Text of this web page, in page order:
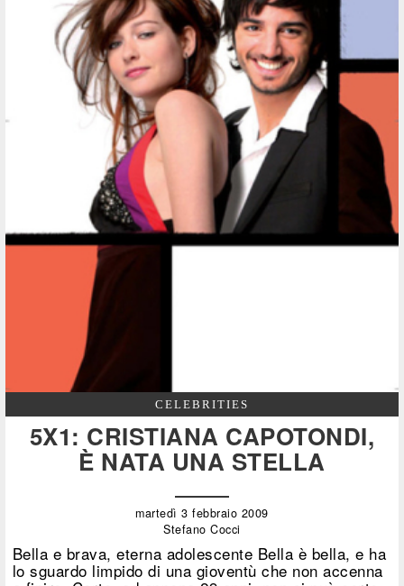
CELEBRITIES
5X1: CRISTIANA CAPOTONDI,
È NATA UNA STELLA
martedì 3 febbraio 2009
Stefano Cocci
Bella e brava, eterna adolescente Bella è bella, e ha
lo sguardo limpido di una gioventù che non accenna